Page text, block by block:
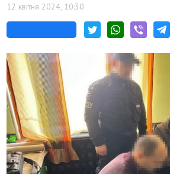
12 квітня 2024, 10:30